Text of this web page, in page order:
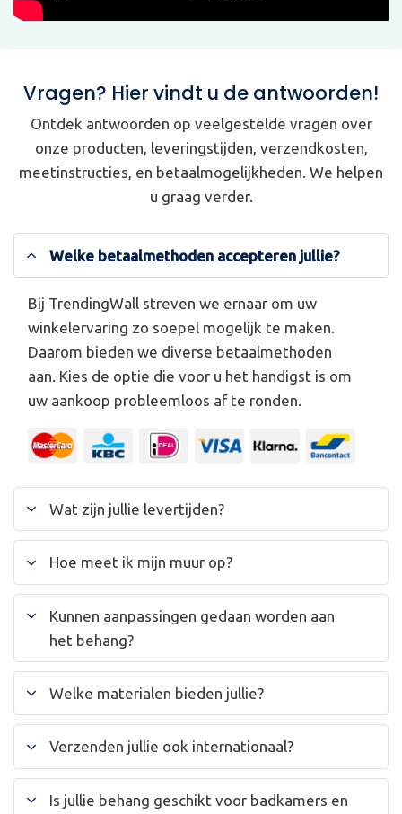
Vragen? Hier vindt u de antwoorden!
Ontdek antwoorden op veelgestelde vragen over
onze producten, leveringstijden, verzendkosten,
meetinstructies, en betaalmogelijkheden. We helpen
u graag verder.
Welke betaalmethoden accepteren jullie?
Bij TrendingWall streven we ernaar om uw
winkelervaring zo soepel mogelijk te maken.
Daarom bieden we diverse betaalmethoden
aan. Kies de optie die voor u het handigst is om
uw aankoop probleemloos af te ronden.
Wat zijn jullie levertijden?
Hoe meet ik mijn muur op?
Kunnen aanpassingen gedaan worden aan
het behang?
Welke materialen bieden jullie?
Verzenden jullie ook internationaal?
Is jullie behang geschikt voor badkamers en